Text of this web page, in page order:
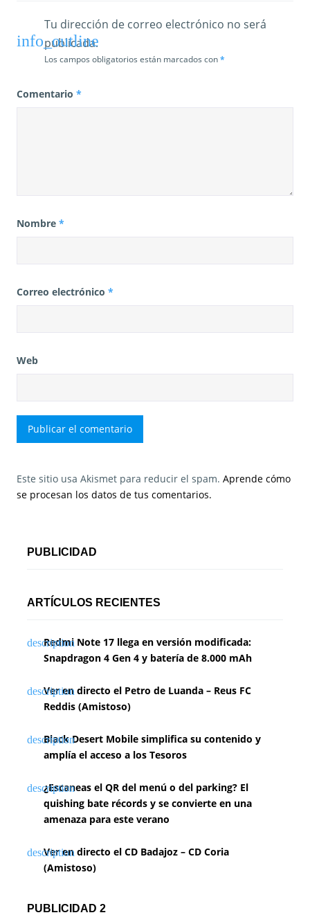
s
Tu dirección de correo electrónico no será
publicada.
Los campos obligatorios están marcados con*
Comentario *
Nombre *
Correo electrónico *
Web
Este sitio usa Akismet para reducir el spam. Aprende cómo
se procesan los datos de tus comentarios.
PUBLICIDAD
ARTÍCULOS RECIENTES
Redmi Note 17 llega en versión modificada:
Snapdragon 4 Gen 4 y batería de 8.000 mAh
Ver en directo el Petro de Luanda – Reus FC
Reddis (Amistoso)
Black Desert Mobile simplifica su contenido y
amplía el acceso a los Tesoros
¿Escaneas el QR del menú o del parking? El
quishing bate récords y se convierte en una
amenaza para este verano
Ver en directo el CD Badajoz – CD Coria
(Amistoso)
PUBLICIDAD 2